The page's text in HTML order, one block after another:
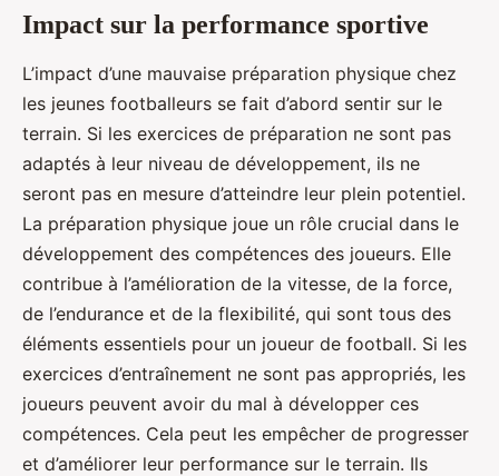
Impact sur la performance sportive
L’impact d’une mauvaise préparation physique chez
les jeunes footballeurs se fait d’abord sentir sur le
terrain. Si les exercices de préparation ne sont pas
adaptés à leur niveau de développement, ils ne
seront pas en mesure d’atteindre leur plein potentiel.
La préparation physique joue un rôle crucial dans le
développement des compétences des joueurs. Elle
contribue à l’amélioration de la vitesse, de la force,
de l’endurance et de la flexibilité, qui sont tous des
éléments essentiels pour un joueur de football. Si les
exercices d’entraînement ne sont pas appropriés, les
joueurs peuvent avoir du mal à développer ces
compétences. Cela peut les empêcher de progresser
et d’améliorer leur performance sur le terrain. Ils